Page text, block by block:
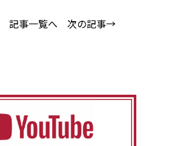
記事一覧へ 次の記事→